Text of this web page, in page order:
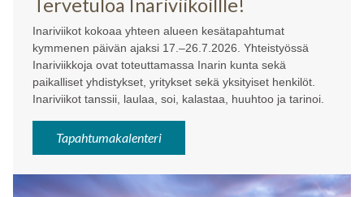
Tervetuloa Inariviikoillle!
Inariviikot kokoaa yhteen alueen kesätapahtumat
kymmenen päivän ajaksi 17.–26.7.2026. Yhteistyössä
Inariviikkoja ovat toteuttamassa Inarin kunta sekä
paikalliset yhdistykset, yritykset sekä yksityiset henkilöt.
Inariviikot tanssii, laulaa, soi, kalastaa, huuhtoo ja tarinoi.
Tapahtumakalenteri